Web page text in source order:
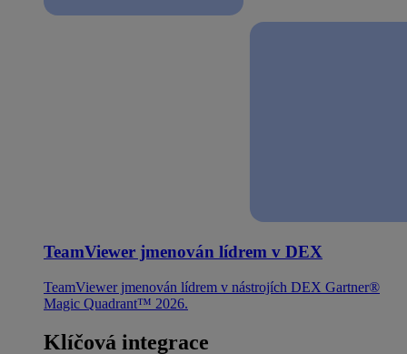
TeamViewer jmenován lídrem v DEX
TeamViewer jmenován lídrem v nástrojích DEX Gartner®
Magic Quadrant™ 2026.
Klíčová integrace